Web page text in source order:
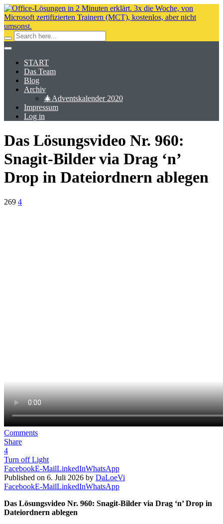
START
Das Team
Blog
Archiv
🎄Adventskalender 2020
Impressum
Log in
Das Lösungsvideo Nr. 960:
Snagit-Bilder via Drag ‘n’
Drop in Dateiordnern ablegen
269 4
Comments
Share
4
Turn off Light
FacebookE-MailLinkedInWhatsApp
Published on 6. Juli 2026 by DaLoeVi
FacebookE-MailLinkedInWhatsApp
Das Lösungsvideo Nr. 960: Snagit-Bilder via Drag ‘n’ Drop in
Dateiordnern ablegen